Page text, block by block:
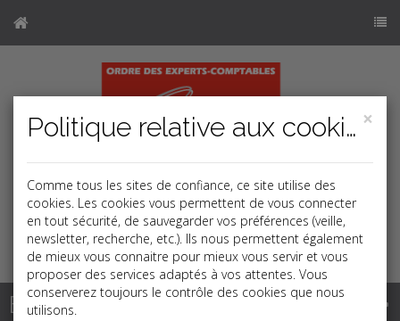
b
j
k
Base documentaire
×
Politique relative aux cookies
Comme tous les sites de confiance, ce site utilise des
cookies. Les cookies vous permettent de vous connecter
en tout sécurité, de sauvegarder vos préférences (veille,
newsletter, recherche, etc.). Ils nous permettent également
de mieux vous connaitre pour mieux vous servir et vous
proposer des services adaptés à vos attentes. Vous
conserverez toujours le contrôle des cookies que nous
utilisons.